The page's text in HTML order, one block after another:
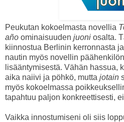
Peukutan kokoelmasta novellia
año ominaisuuden juoni osalta.
kiinnostua Berlinin kerronnasta
nautin myös novellin
lisääntymisestä. Vähän hassua,
aika naiivi ja pöhkö, mutta jotain
myös kokoelmassa
tapahtuu paljon konkreettisesti,
Vaikka innostumiseni oli siis